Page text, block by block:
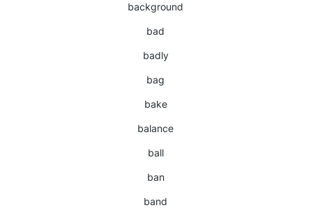
background
bad
badly
bag
bake
balance
ball
ban
band